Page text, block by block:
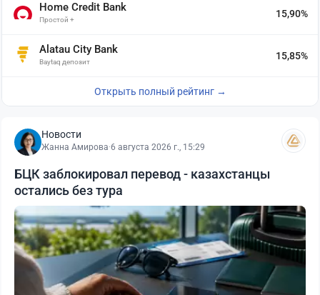
Home Credit Bank
Простой +
15,90%
Alatau City Bank
Baytaq депозит
15,85%
Открыть полный рейтинг →
Новости
Жанна Амирова·6 августа 2026 г., 15:29
БЦК заблокировал перевод - казахстанцы
остались без тура